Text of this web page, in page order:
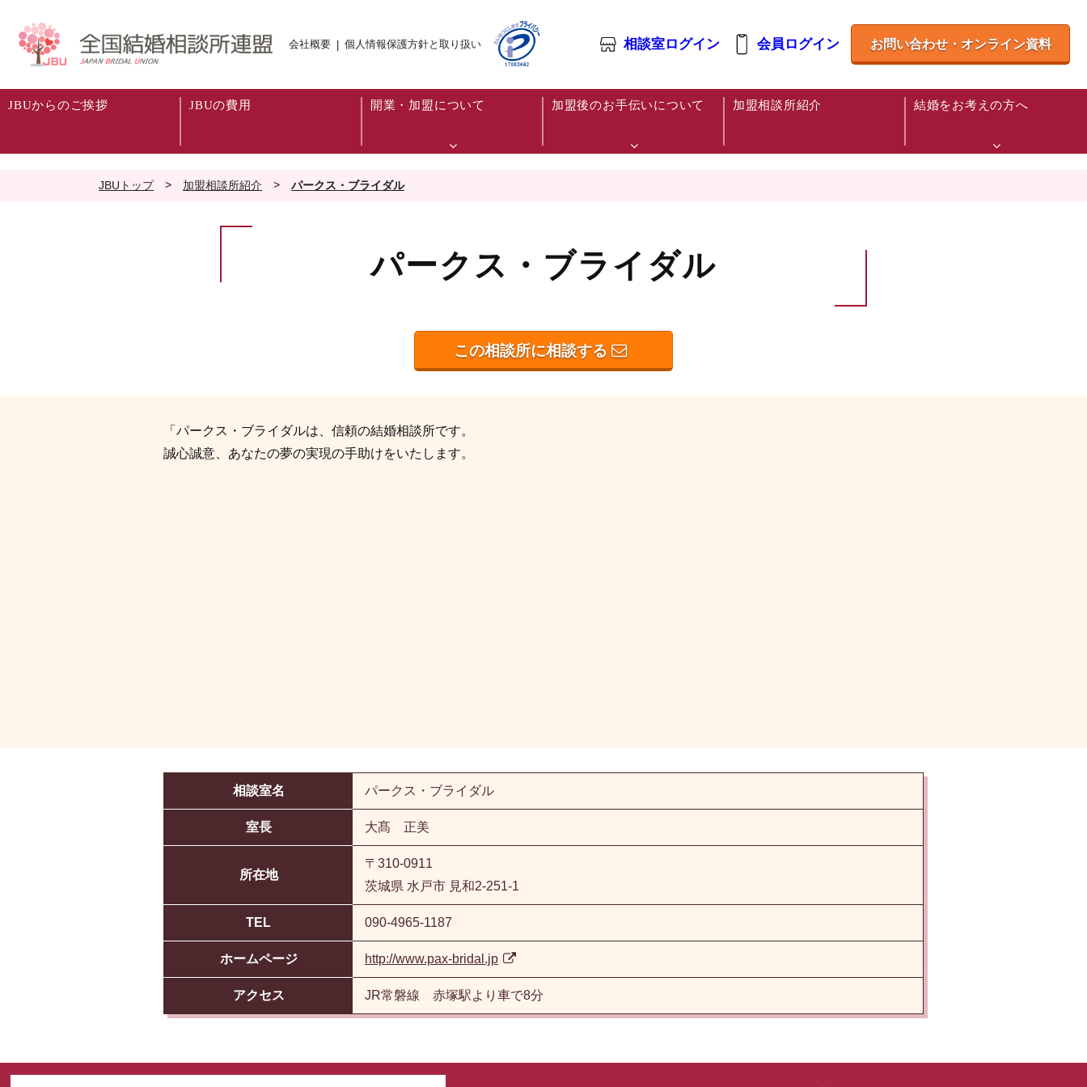
会社概要 | 個人情報保護方針と取り扱い 相談室ログイン 会員ログイン お問い合わせ・オンライン資料
JBUからのご挨拶 JBUの費用 開業・加盟について 加盟後のお手伝いについて 加盟相談所紹介 結婚をお考えの方へ
JBUトップ > 加盟相談所紹介 > パークス・ブライダル
パークス・ブライダル
この相談所に相談する
「パークス・ブライダルは、信頼の結婚相談所です。
誠心誠意、あなたの夢の実現の手助けをいたします。
相談室名 パークス・ブライダル
室長 大髙 正美
所在地
〒310-0911
茨城県 水戸市 見和2-251-1
TEL 090-4965-1187
ホームページ http://www.pax-bridal.jp
アクセス JR常磐線 赤塚駅より車で8分